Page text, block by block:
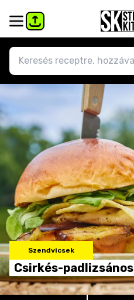
Szendvicsek
Csirkés-padlizsános